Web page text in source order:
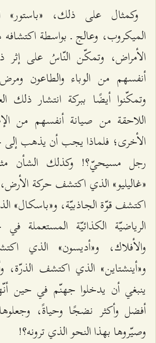
وكمثال على ذلك،
الميكروب، وعالج ـ بواسطة اكتشافه
الأمراض، وتمكّن النّاسُ على إثر
أنفسهم من الوباء والطاعون
وتمكّنوا أيضًا ببركة انتشار ذلك
اللاحقة من صيانة أنفسهم من
الأخرى؛ فلماذا يجب أن يذهب
رجل مسيحيّ؟! وكذلك الشأن
«غاليليو» الذي اكتشف حركة
اكتشف قوّة الجاذبيّة، و«باسكال»
الرياضيّة الكذائيّة المستعملة
والأفلاك، و«أديسون» الذي
و«أينشتاين» الذي اكتشف الذرّة،
ينبغي أن يدخلوا جهنّم في حين
أفضل وأكثر نضجًا وحياةً، وجعلوها
وصيّروها بهذا النحو الذي ترونه؟!